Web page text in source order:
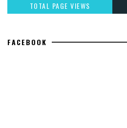
TOTAL PAGE VIEWS
FACEBOOK